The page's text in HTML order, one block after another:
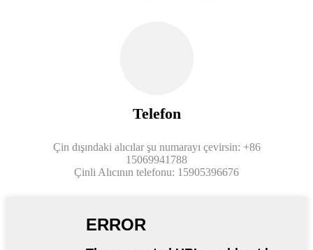
Telefon
Çin dışındaki alıcılar şu numarayı çevirsin: +86
15069941788
Çinli Alıcının telefonu: 15905396676